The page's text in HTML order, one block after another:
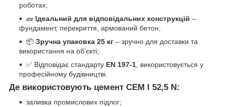
роботах;
🧱 Ідеальний для відповідальних конструкцій –
фундамент, перекриття, армований бетон;
📦 Зручна упаковка 25 кг – зручно для доставки та
використання на об’єкті;
✅ Відповідає стандарту EN 197-1 , використовується у
професійному будівництві.
Де використовують цемент CEM I 52,5 N:
заливка промислових підлог;